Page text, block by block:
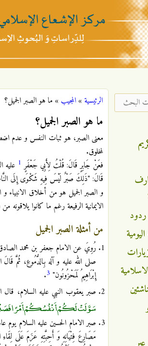
أنت هنا
الرئيسية»المجيب »ما هو الصبر الجميل؟
ما هو الصبر الجميل؟
معنى الصبر، هو ثبات النفس و عدم
لمخلوق.
فعَنْ جَابِرٍ قَالَ: قُلْتُ لِأَبِي جَعْفَرٍ 1 علیه
قَالَ: "ذَلِكَ صَبْرٌ لَيْسَ فِيهِ شَكْوَى إِلَى
و الصبر الجميل هو من أخلاق الانبياء
الايمانية الرفيعة رغم ما كانوا يلاقونه
من أمثلة الصبر الجميل
رُوِيَ عن الامام جعفر بن محمد
صلى الله عليه و آله بِالدُّمُوعِ، ثُمَّ
إِبْرَاهِيمُ لَمَحْزُونُون‏" 3
.
صبر يعقوب النبي عليه السلام،
سَوَّلَتْ لَكُمْ أَنْفُسُكُمْ أَمْرًا فَصَبْرٌ
صبر الامام الحسين عليه السلام
مَصَارِعَ فِتْيَانِهِ وَ أَحِبَّتِهِ عَزَمَ عَلَى
البحث